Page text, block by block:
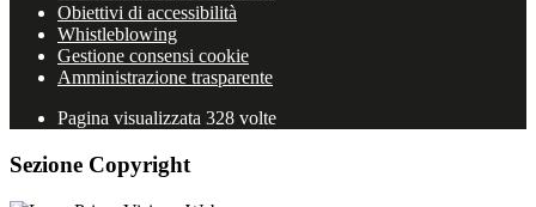
Obiettivi di accessibilità
Whistleblowing
Gestione consensi cookie
Amministrazione trasparente
Pagina visualizzata 328 volte
Sezione Copyright